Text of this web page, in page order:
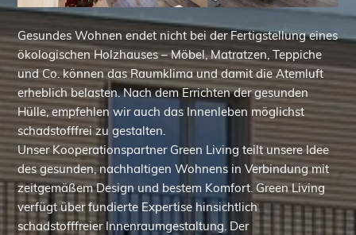
Gesundes Wohnen endet nicht bei der Fertigstellung eines
ökologischen Holzhauses – Möbel, Matratzen, Teppiche
und Co. können das Raumklima und damit die Atemluft
erheblich belasten. Nach dem Errichten der gesunden
Hülle, empfehlen wir auch das Innenleben möglichst
schadstofffrei zu gestalten.
Unser Kooperationspartner Green Living teilt unsere Idee
des gesunden, nachhaltigen Wohnens in Verbindung mit
zeitgemäßem Design und bestem Komfort. Green Living
verfügt über fundierte Expertise hinsichtlich
schadstofffreier Innenraumgestaltung. Der